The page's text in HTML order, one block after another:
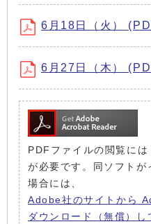
6月18日（火）
6月27日（木）
PDFファイルの閲覧に
が必要です。同ソフト
場合には、
Adobe社のサイトから
ダウンロード（無償）し